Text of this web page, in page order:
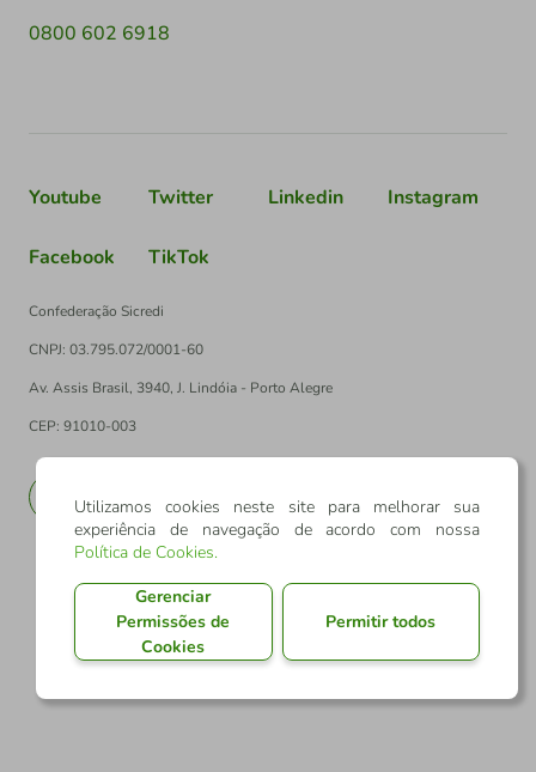
0800 602 6918
Youtube Twitter Linkedin Instagram
Facebook TikTok
Confederação Sicredi
CNPJ: 03.795.072/0001-60
Av. Assis Brasil, 3940, J. Lindóia - Porto Alegre
CEP: 91010-003
Utilizamos cookies neste site para melhorar sua
experiência de navegação de acordo com nossa
Política de Cookies.
Gerenciar
Permissões de
Cookies
Permitir todos